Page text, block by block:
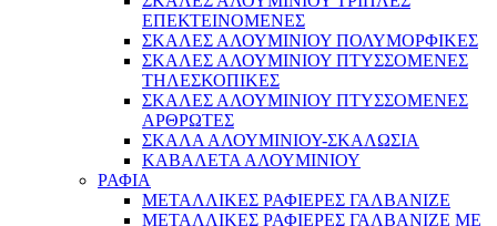
ΕΠΕΚΤΕΙΝΟΜΕΝΕΣ
ΣΚΑΛΕΣ ΑΛΟΥΜΙΝΙΟΥ ΠΟΛΥΜΟΡΦΙΚΕΣ
ΣΚΑΛΕΣ ΑΛΟΥΜΙΝΙΟΥ ΠΤΥΣΣΟΜΕΝΕΣ
ΤΗΛΕΣΚΟΠΙΚΕΣ
ΣΚΑΛΕΣ ΑΛΟΥΜΙΝΙΟΥ ΠΤΥΣΣΟΜΕΝΕΣ
ΑΡΘΡΩΤΕΣ
ΣΚΑΛΑ ΑΛΟΥΜΙΝΙΟΥ-ΣΚΑΛΩΣΙΑ
ΚΑΒΑΛΕΤΑ ΑΛΟΥΜΙΝΙΟΥ
ΡΑΦΙΑ
ΜΕΤΑΛΛΙΚΕΣ ΡΑΦΙΕΡΕΣ ΓΑΛΒΑΝΙΖΕ
ΜΕΤΑΛΛΙΚΕΣ ΡΑΦΙΕΡΕΣ ΓΑΛΒΑΝΙΖΕ ΜΕ